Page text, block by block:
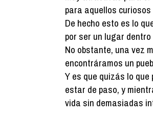
para aquellos
De hecho esto es lo
por ser un lugar
No obstante, una vez
encontráramos un
Y es que quizás lo
estar de paso, y
vida sin demasiadas